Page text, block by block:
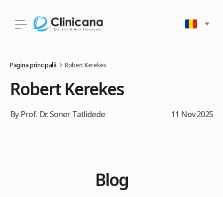
Pagina principală Robert Kerekes
Robert Kerekes
By Prof. Dr. Soner Tatlidede 11 Nov 2025
Blog